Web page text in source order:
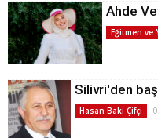
Ahde
Eğitmen ve
Silivri'den
Hasan Baki Çifçi